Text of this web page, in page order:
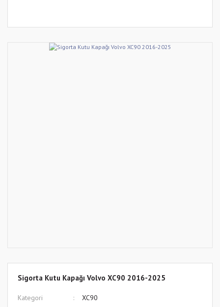
Sigorta Kutu Kapağı Volvo XC90 2016-2025
Kategori
XC90